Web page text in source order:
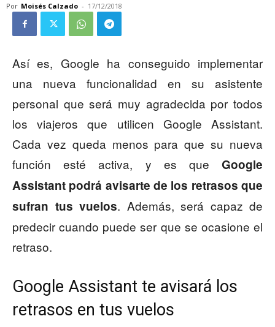
Por Moisés Calzado - 17/12/2018
Así es, Google ha conseguido implementar
una nueva funcionalidad en su asistente
personal que será muy agradecida por todos
los viajeros que utilicen Google Assistant.
Cada vez queda menos para que su nueva
función esté activa, y es que Google
Assistant podrá avisarte de los retrasos que
sufran tus vuelos. Además, será capaz de
predecir cuando puede ser que se ocasione el
retraso.
Google Assistant te avisará los
retrasos en tus vuelos